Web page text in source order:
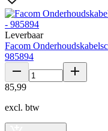
Leverbaar
Facom
985894
85,99
excl. btw